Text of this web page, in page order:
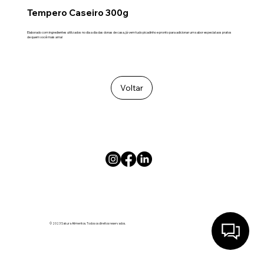
Tempero Caseiro 300g
Elaborado com ingredientes utilizados no dia a dia das donas de casa, já vem tudo picadinho e pronto para adicionar um sabor especial aos pratos
de quem você mais ama!
Voltar
© 2023 Sakura Alimentos. Todos os direitos reservados.